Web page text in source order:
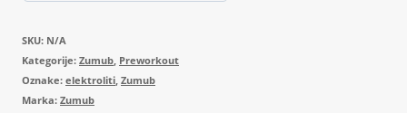
SKU: N/A
Kategorije: Zumub, Preworkout
Oznake: elektroliti, Zumub
Marka: Zumub